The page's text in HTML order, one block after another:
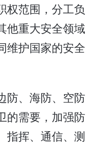
权范围，分工负
他重大安全领域
维护国家的安全
、海防、空防
的需要，加强防
指挥、通信、测